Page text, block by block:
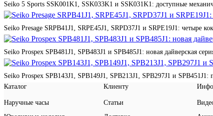
Seiko 5 Sports SSK001K1, SSK033K1 и SSK031K1: доступные
Seiko Presage SRPB41J1, SRPE45J1, SRPD37J1 и SRPE19J1: четыре
Seiko Prospex SPB481J1, SPB483J1 и SPB485J1: новая дайверская
Seiko Prospex SPB143J1, SPB149J1, SPB213J1, SPB297J1 и SPB451J1:
Каталог
Наручные часы
Клиенту
Статьи